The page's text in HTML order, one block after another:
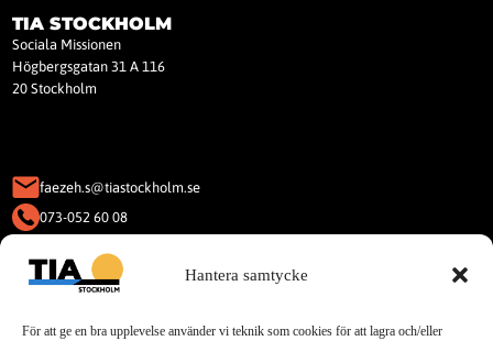
Hantera samtycke
För att ge en bra upplevelse använder vi teknik som cookies för att lagra och/eller
TIA STOCKHOLM
Sociala Missionen
Högbergsgatan 31 A 116
20 Stockholm
faezeh.s@tiastockholm.se
073-052 60 08
KAKOR (COOKIES)
Denna webbplats använder Kakor